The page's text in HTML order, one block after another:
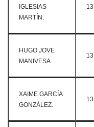
IGLESIAS
MARTÍN.
13
HUGO JOVE
MANIVESA.
13
XAIME GARCÍA
GONZÁLEZ.
13